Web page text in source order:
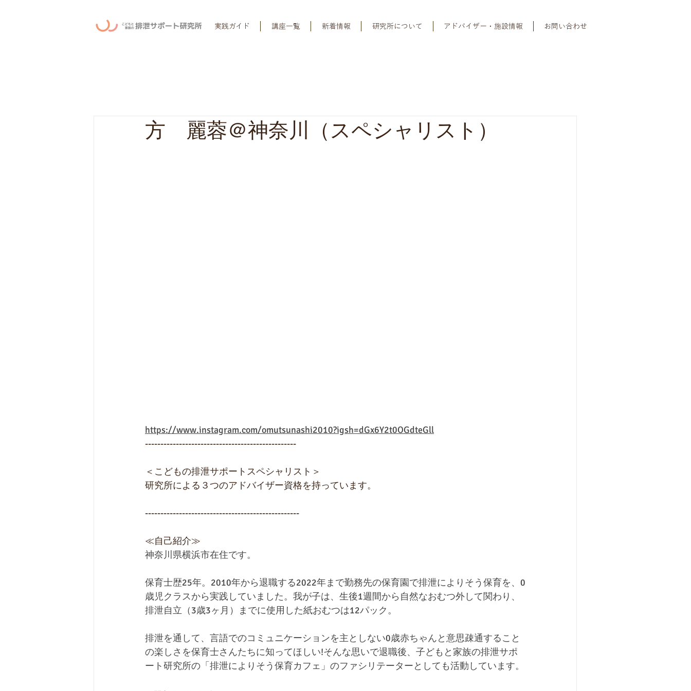
実践ガイド 講座一覧 新着情報 研究所について アドバイザー・施設情報 お問い合わせ
方 麗蓉＠神奈川（スペシャリスト）
https://www.instagram.com/omutsunashi2010?igsh=dGx6Y2t0OGdteGll
-------------------------------------------------
＜こどもの排泄サポートスペシャリスト＞
研究所による３つのアドバイザー資格を持っています。
--------------------------------------------------
≪自己紹介≫
神奈川県横浜市在住です。
保育士歴25年。2010年から退職する2022年まで勤務先の保育園で排泄によりそう保育を、0
歳児クラスから実践していました。我が子は、生後1週間から自然なおむつ外して関わり、
排泄自立（3歳3ヶ月）までに使用した紙おむつは12パック。
排泄を通して、言語でのコミュニケーションを主としない0歳赤ちゃんと意思疎通すること
の楽しさを保育士さんたちに知ってほしい!そんな思いで退職後、子どもと家族の排泄サポ
ート研究所の「排泄によりそう保育カフェ」のファシリテーターとしても活動しています。